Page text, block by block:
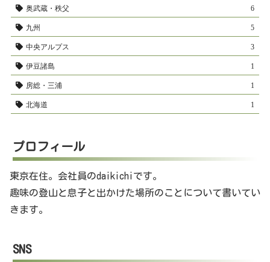
奥武蔵・秩父 6
九州 5
中央アルプス 3
伊豆諸島 1
房総・三浦 1
北海道 1
プロフィール
東京在住。会社員のdaikichiです。
趣味の登山と息子と出かけた場所のことについて書いてい
きます。
SNS